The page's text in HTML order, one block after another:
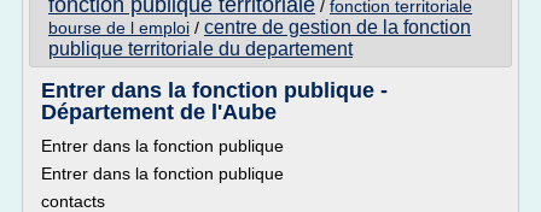
fonction publique territoriale / fonction territoriale
bourse de l emploi / centre de gestion de la fonction
publique territoriale du departement
Entrer dans la fonction publique -
Département de l'Aube
Entrer dans la fonction publique
Entrer dans la fonction publique
contacts